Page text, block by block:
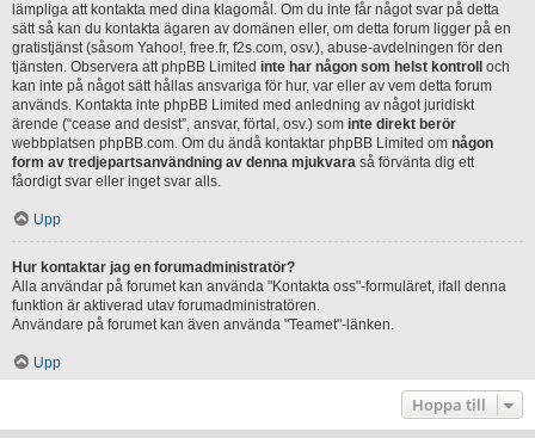
lämpliga att kontakta med dina klagomål. Om du inte får något svar på detta
sätt så kan du kontakta ägaren av domänen eller, om detta forum ligger på en
gratistjänst (såsom Yahoo!, free.fr, f2s.com, osv.), abuse-avdelningen för den
tjänsten. Observera att phpBB Limited inte har någon som helst kontroll
och
kan inte på något sätt hållas ansvariga för hur, var eller av vem detta forum
används. Kontakta inte phpBB Limited med anledning av något juridiskt
ärende (“cease and desist”, ansvar, förtal, osv.) som inte direkt berör
webbplatsen phpBB.com. Om du ändå kontaktar phpBB Limited om någon
form av tredjepartsanvändning av denna mjukvara så förvänta dig ett
fåordigt svar eller inget svar alls.
Upp
Hur kontaktar jag en forumadministratör?
Alla användar på forumet kan använda "Kontakta oss"-formuläret, ifall denna
funktion är aktiverad utav forumadministratören.
Användare på forumet kan även använda "Teamet"-länken.
Upp
Hoppa till